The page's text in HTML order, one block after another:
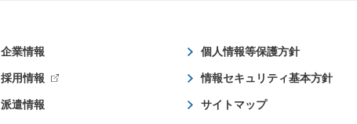
企業情報
採用情報
派遣情報
個人情報等保護方針
情報セキュリティ基本方針
サイトマップ